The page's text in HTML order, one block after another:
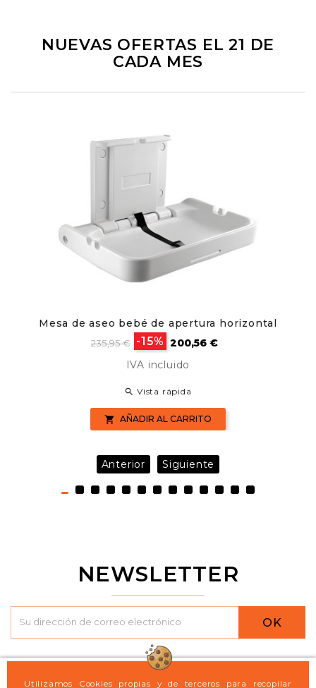
Utilizamos Cookies propias y de terceros para recopilar
NUEVAS OFERTAS EL 21 DE
CADA MES
Mesa de aseo bebé de apertura horizontal
Precio
235,95 € -15% Precio
200,56 €
IVA incluido
 Vista rápida
 AÑADIR AL CARRITO
Anterior Siguiente
NEWSLETTER
OK